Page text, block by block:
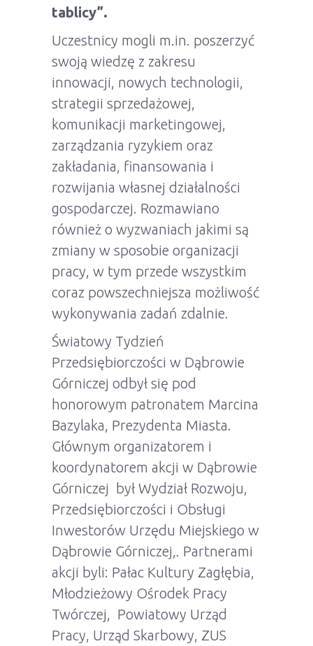
tablicy”.
Uczestnicy mogli m.in. poszerzyć
swoją wiedzę z zakresu
innowacji, nowych technologii,
strategii sprzedażowej,
komunikacji marketingowej,
zarządzania ryzykiem oraz
zakładania, finansowania i
rozwijania własnej działalności
gospodarczej. Rozmawiano
również o wyzwaniach jakimi są
zmiany w sposobie organizacji
pracy, w tym przede wszystkim
coraz powszechniejsza możliwość
wykonywania zadań zdalnie.
Światowy Tydzień
Przedsiębiorczości w Dąbrowie
Górniczej odbył się pod
honorowym patronatem Marcina
Bazylaka, Prezydenta Miasta.
Głównym organizatorem i
koordynatorem akcji w Dąbrowie
Górniczej był Wydział Rozwoju,
Przedsiębiorczości i Obsługi
Inwestorów Urzędu Miejskiego w
Dąbrowie Górniczej,. Partnerami
akcji byli: Pałac Kultury Zagłębia,
Młodzieżowy Ośrodek Pracy
Twórczej, Powiatowy Urząd
Pracy, Urząd Skarbowy, ZUS